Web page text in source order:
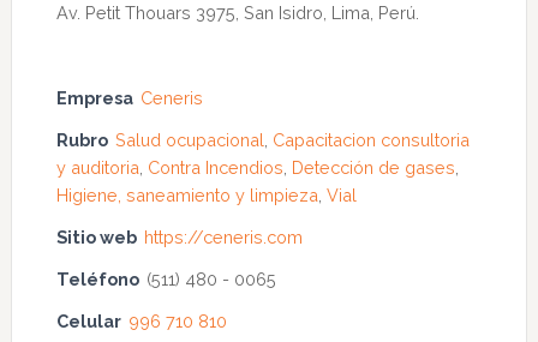
Av. Petit Thouars 3975, San Isidro, Lima, Perú.
Empresa Ceneris
Rubro Salud ocupacional Capacitacion consultoria
y auditoria Contra Incendios Detección de gases
Higiene, saneamiento y limpieza Vial
Sitio web https://ceneris.com
Teléfono (511) 480 - 0065
Celular 996 710 810